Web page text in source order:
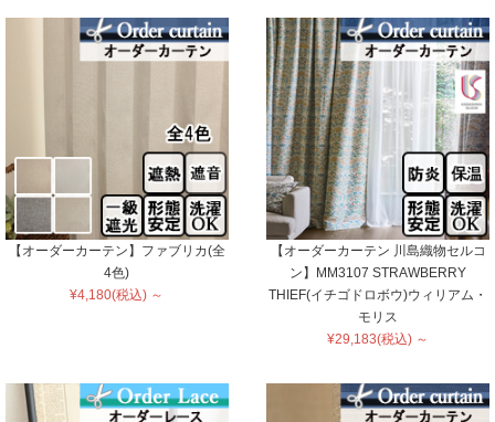
【オーダーカーテン】ファブリカ(全
4色)
¥4,180(税込) ～
【オーダーカーテン 川島織物セルコ
ン】MM3107 STRAWBERRY
THIEF(イチゴドロボウ)ウィリアム・
モリス
¥29,183(税込) ～